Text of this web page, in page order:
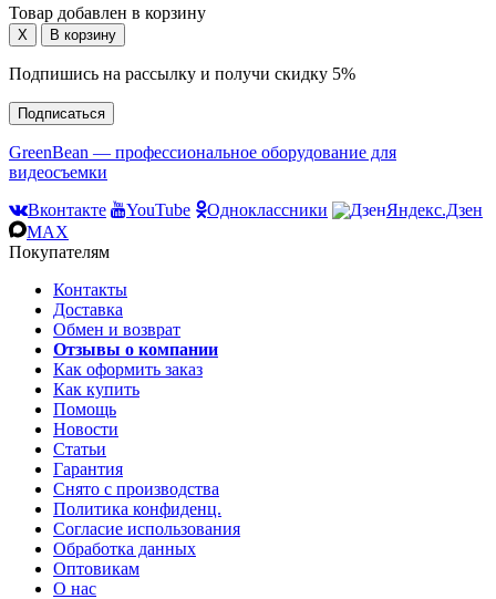
Товар добавлен в корзину
Подпишись на рассылку и получи скидку 5%
Подписаться
GreenBean — профессиональное оборудование для
видеосъемки
Вконтакте
YouTube Одноклассники
Яндекс.Дзен
MAX
Покупателям
Контакты
Доставка
Обмен и возврат
Отзывы о компании
Как оформить заказ
Как купить
Помощь
Новости
Статьи
Гарантия
Снято с производства
Политика конфиденц.
Согласие использования
Обработка данных
Оптовикам
О нас